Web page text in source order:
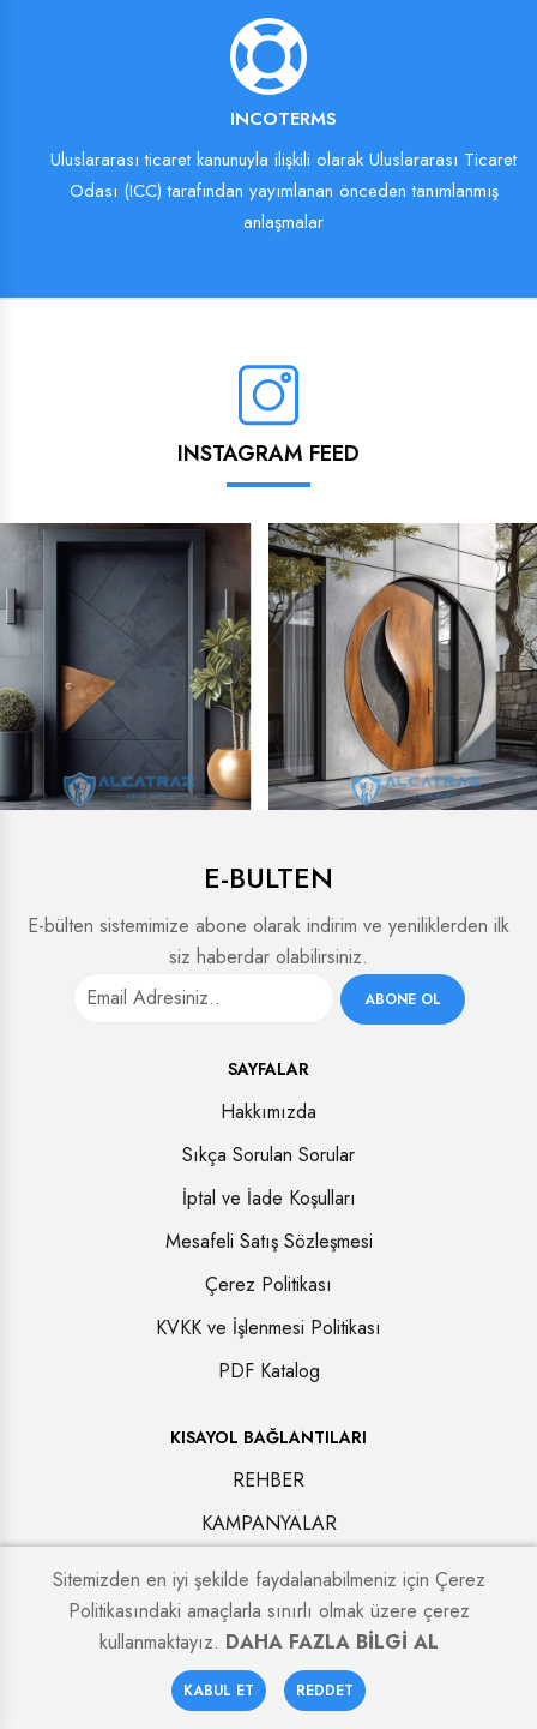
INCOTERMS
Uluslararası ticaret kanunuyla ilişkili olarak Uluslararası Ticaret
Odası (ICC) tarafından yayımlanan önceden tanımlanmış
anlaşmalar
INSTAGRAM FEED
E-BULTEN
E-bülten sistemimize abone olarak indirim ve yeniliklerden ilk
siz haberdar olabilirsiniz.
ABONE OL
SAYFALAR
Hakkımızda
Sıkça Sorulan Sorular
İptal ve İade Koşulları
Mesafeli Satış Sözleşmesi
Çerez Politikası
KVKK ve İşlenmesi Politikası
PDF Katalog
KISAYOL BAĞLANTILARI
REHBER
KAMPANYALAR
BLOG
İLETİŞİM
0
Sepetim Favoriler
Sitemizden en iyi şekilde faydalanabilmeniz için Çerez
Politikasındaki amaçlarla sınırlı olmak üzere çerez
kullanmaktayız. DAHA FAZLA BİLGİ AL
KABUL ET REDDET